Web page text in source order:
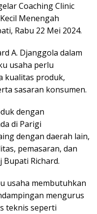
Coaching Clinic
Menengah
Rabu 22 Mei 2024.
A. Djanggola dalam
usaha perlu
kualitas produk,
sasaran konsumen.
dengan
di Parigi
dengan daerah lain,
pemasaran, dan
Bupati Richard.
usaha membutuhkan
mengurus
teknis seperti